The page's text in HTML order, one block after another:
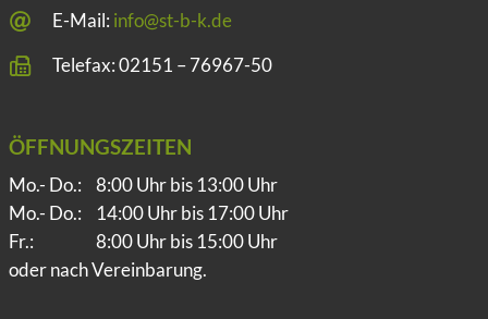
E-Mail: info@st-b-k.de
Telefax: 02151 – 76967-50
ÖFFNUNGSZEITEN
Mo.- Do.:
8:00 Uhr bis 13:00 Uhr
Mo.- Do.:
14:00 Uhr bis 17:00 Uhr
Fr.:
8:00 Uhr bis 15:00 Uhr
oder nach Vereinbarung.